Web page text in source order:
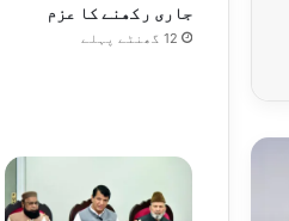
جاری رکھنے کا عزم
12 گھنٹے پہلے